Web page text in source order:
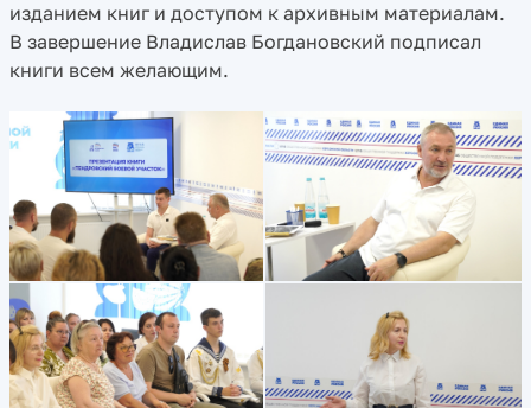
изданием книг и доступом к архивным материалам.
В завершение Владислав Богдановский подписал
книги всем желающим.